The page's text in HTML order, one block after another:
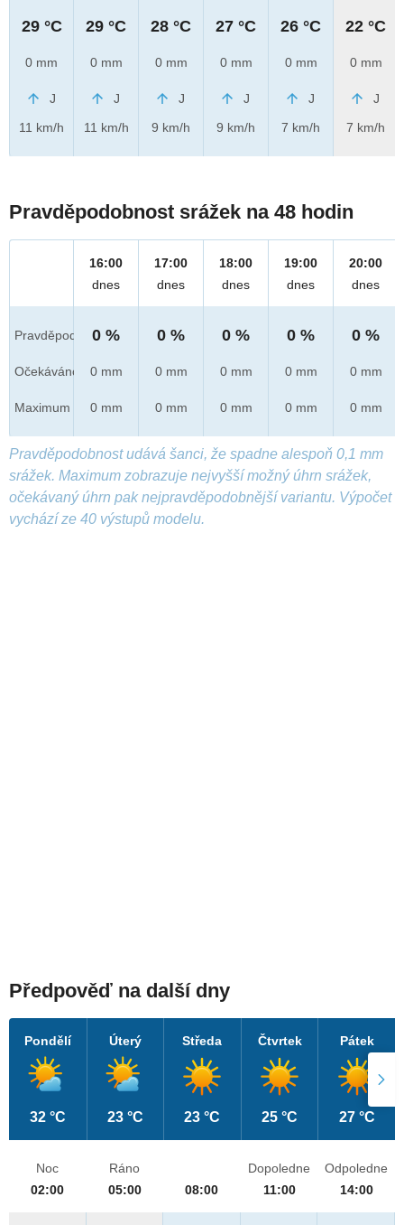
29 °C
0 mm
J
11 km/h
29 °C
0 mm
J
11 km/h
28 °C
0 mm
J
9 km/h
27 °C
0 mm
J
9 km/h
26 °C
0 mm
J
7 km/h
22 °C
0 mm
J
7 km/h
Pravděpodobnost srážek na 48 hodin
Pravděpod.
Očekáváno
Maximum
16:00
dnes
0 %
0 mm
0 mm
17:00
dnes
0 %
0 mm
0 mm
18:00
dnes
0 %
0 mm
0 mm
19:00
dnes
0 %
0 mm
0 mm
20:00
dnes
0 %
0 mm
0 mm
Pravděpodobnost udává šanci, že spadne alespoň 0,1 mm
srážek. Maximum zobrazuje nejvyšší možný úhrn srážek,
očekávaný úhrn pak nejpravděpodobnější variantu. Výpočet
vychází ze 40 výstupů modelu.
Předpověď na další dny
Pondělí
32 °C
Úterý
23 °C
Středa
23 °C
Čtvrtek
25 °C
Pátek
27 °C
Noc
02:00
Ráno
05:00
08:00
Dopoledne
11:00
Odpoledne
14:00